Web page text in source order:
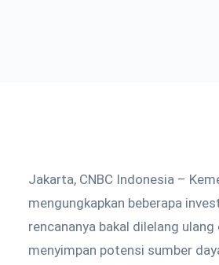
Jakarta, CNBC Indonesia –
mengungkapkan beberapa
rencananya bakal dilelang
menyimpan potensi sumber